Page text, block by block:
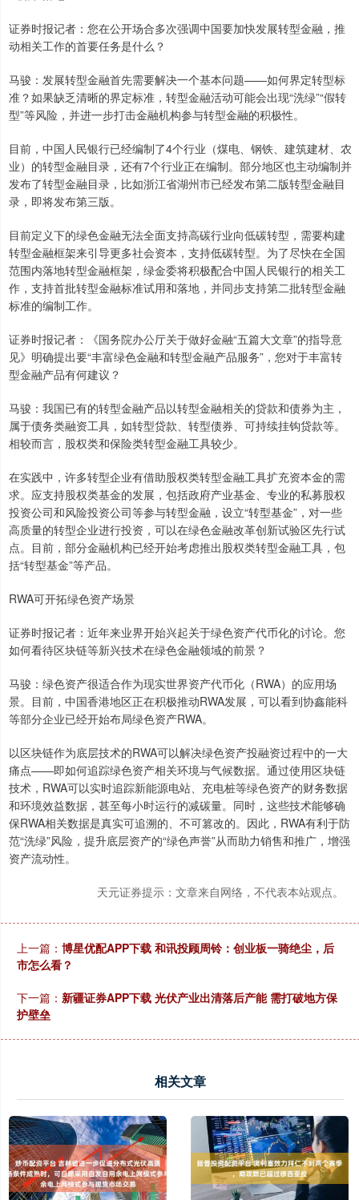
证券时报记者：您在公开场合多次强调中国要加快发展转型金融，推
动相关工作的首要任务是什么？
马骏：发展转型金融首先需要解决一个基本问题——如何界定转型标
准？如果缺乏清晰的界定标准，转型金融活动可能会出现“洗绿”“假转
型”等风险，并进一步打击金融机构参与转型金融的积极性。
目前，中国人民银行已经编制了4个行业（煤电、钢铁、建筑建材、农
业）的转型金融目录，还有7个行业正在编制。部分地区也主动编制并
发布了转型金融目录，比如浙江省湖州市已经发布第二版转型金融目
录，即将发布第三版。
目前定义下的绿色金融无法全面支持高碳行业向低碳转型，需要构建
转型金融框架来引导更多社会资本，支持低碳转型。为了尽快在全国
范围内落地转型金融框架，绿金委将积极配合中国人民银行的相关工
作，支持首批转型金融标准试用和落地，并同步支持第二批转型金融
标准的编制工作。
证券时报记者：《国务院办公厅关于做好金融“五篇大文章”的指导意
见》明确提出要“丰富绿色金融和转型金融产品服务”，您对于丰富转
型金融产品有何建议？
马骏：我国已有的转型金融产品以转型金融相关的贷款和债券为主，
属于债务类融资工具，如转型贷款、转型债券、可持续挂钩贷款等。
相较而言，股权类和保险类转型金融工具较少。
在实践中，许多转型企业有借助股权类转型金融工具扩充资本金的需
求。应支持股权类基金的发展，包括政府产业基金、专业的私募股权
投资公司和风险投资公司等参与转型金融，设立“转型基金”，对一些
高质量的转型企业进行投资，可以在绿色金融改革创新试验区先行试
点。目前，部分金融机构已经开始考虑推出股权类转型金融工具，包
括“转型基金”等产品。
RWA可开拓绿色资产场景
证券时报记者：近年来业界开始兴起关于绿色资产代币化的讨论。您
如何看待区块链等新兴技术在绿色金融领域的前景？
马骏：绿色资产很适合作为现实世界资产代币化（RWA）的应用场
景。目前，中国香港地区正在积极推动RWA发展，可以看到协鑫能科
等部分企业已经开始布局绿色资产RWA。
以区块链作为底层技术的RWA可以解决绿色资产投融资过程中的一大
痛点——即如何追踪绿色资产相关环境与气候数据。通过使用区块链
技术，RWA可以实时追踪新能源电站、充电桩等绿色资产的财务数据
和环境效益数据，甚至每小时运行的减碳量。同时，这些技术能够确
保RWA相关数据是真实可追溯的、不可篡改的。因此，RWA有利于防
范“洗绿”风险，提升底层资产的“绿色声誉”从而助力销售和推广，增强
资产流动性。
天元证券提示：文章来自网络，不代表本站观点。
上一篇： 博星优配APP下载 和讯投顾周铃：创业板一骑绝尘，后
市怎么看？
下一篇： 新疆证券APP下载 光伏产业出清落后产能 需打破地方保
护壁垒
相关文章